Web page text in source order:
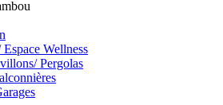
Wellness
Pergolas